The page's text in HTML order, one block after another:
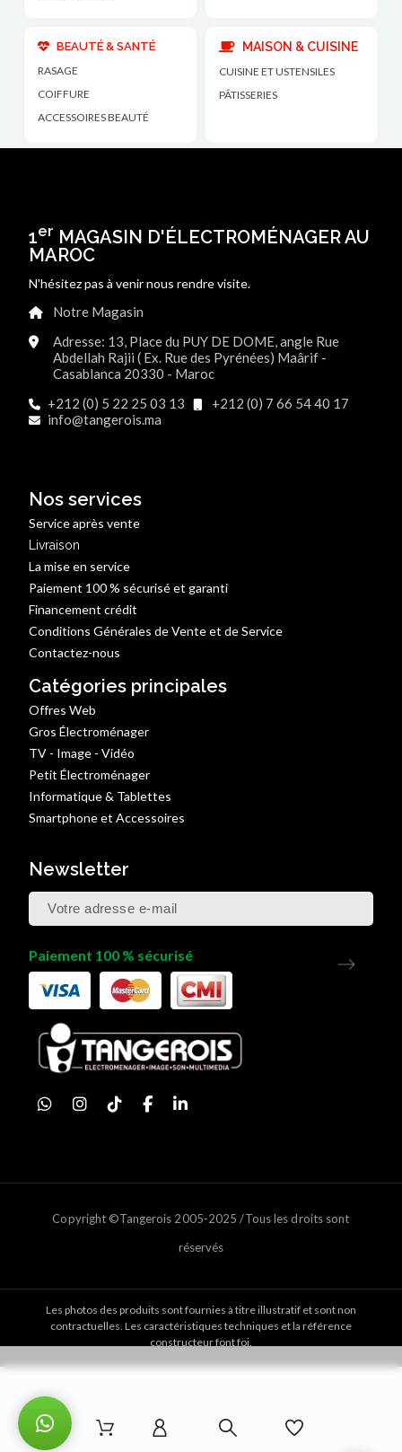
BEAUTÉ & SANTÉ
RASAGE
COIFFURE
ACCESSOIRES BEAUTÉ
MAISON & CUISINE
CUISINE ET USTENSILES
PÂTISSERIES
1er MAGASIN D'ÉLECTROMÉNAGER AU
MAROC
N'hésitez pas à venir nous rendre visite.
Notre Magasin
Adresse: 13, Place du PUY DE DOME, angle Rue
Abdellah Rajii ( Ex. Rue des Pyrénées) Maârif -
Casablanca 20330 - Maroc
+212 (0) 5 22 25 03 13
+212 (0) 7 66 54 40 17
info@tangerois.ma
Nos services
Service après vente
Livraison
La mise en service
Paiement 100 % sécurisé et garanti
Financement crédit
Conditions Générales de Vente et de Service
Contactez-nous
Catégories principales
Offres Web
Gros Électroménager
TV - Image - Vidéo
Petit Électroménager
Informatique & Tablettes
Smartphone et Accessoires
Newsletter
Paiement 100 % sécurisé
Copyright ©Tangerois 2005-2025 /Tous les droits sont
réservés
Les photos des produits sont fournies à titre illustratif et sont non
contractuelles. Les caractéristiques techniques et la référence
constructeur font foi.